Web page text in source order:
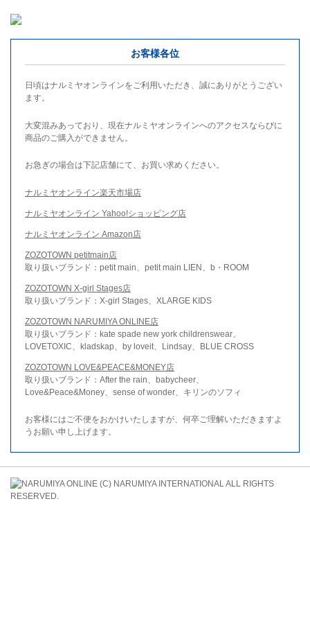
お客様各位
日頃はナルミヤオンラインをご利用いただき、誠にありがとうござい
ます。
大変混みあっており、現在ナルミヤオンラインへのアクセスならびに
商品のご購入ができません。
お急ぎの場合は下記店舗にて、お買い求めください。
ナルミヤオンライン楽天市場店
ナルミヤオンライン Yahoo!ショッピング店
ナルミヤオンライン Amazon店
ZOZOTOWN petitmain店
取り扱いブランド：petit main、petit main LIEN、b・ROOM
ZOZOTOWN X-girl Stages店
取り扱いブランド：X-girl Stages、XLARGE KIDS
ZOZOTOWN NARUMIYA ONLINE店
取り扱いブランド：kate spade new york childrenswear、
LOVETOXIC、kladskap、by loveit、Lindsay、BLUE CROSS
ZOZOTOWN LOVE&PEACE&MONEY店
取り扱いブランド：After the rain、babycheer、
Love&Peace&Money、sense of wonder、キリンのソフィ
お客様にはご不便をおかけいたしますが、何卒ご理解いただきますよ
うお願い申し上げます。